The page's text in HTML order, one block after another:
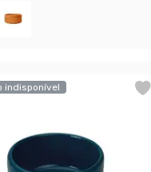
indisponível